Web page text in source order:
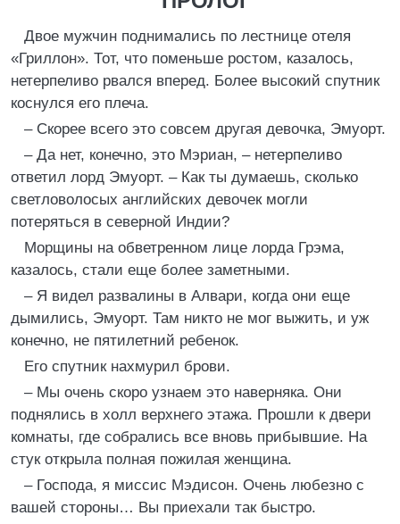
Двое мужчин поднимались по лестнице отеля
«Гриллон». Тот, что поменьше ростом, казалось,
нетерпеливо рвался вперед. Более высокий спутник
коснулся его плеча.
– Скорее всего это совсем другая девочка, Эмуорт.
– Да нет, конечно, это Мэриан, – нетерпеливо
ответил лорд Эмуорт. – Как ты думаешь, сколько
светловолосых английских девочек могли
потеряться в северной Индии?
Морщины на обветренном лице лорда Грэма,
казалось, стали еще более заметными.
– Я видел развалины в Алвари, когда они еще
дымились, Эмуорт. Там никто не мог выжить, и уж
конечно, не пятилетний ребенок.
Его спутник нахмурил брови.
– Мы очень скоро узнаем это наверняка. Они
поднялись в холл верхнего этажа. Прошли к двери
комнаты, где собрались все вновь прибывшие. На
стук открыла полная пожилая женщина.
– Господа, я миссис Мэдисон. Очень любезно с
вашей стороны… Вы приехали так быстро.